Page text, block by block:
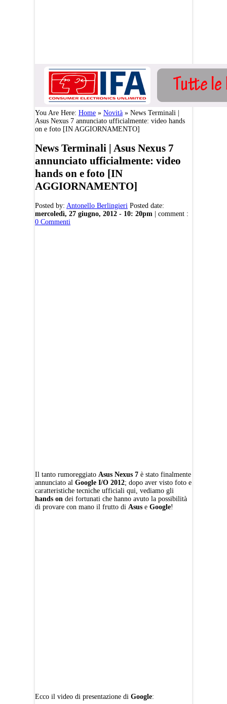
You Are Here: Home » Novità » News Terminali |
Asus Nexus 7 annunciato ufficialmente: video hands
on e foto [IN AGGIORNAMENTO]
News Terminali | Asus Nexus 7
annunciato ufficialmente: video
hands on e foto [IN
AGGIORNAMENTO]
Posted by: Antonello Berlingieri Posted date:
mercoledì, 27 giugno, 2012 - 10: 20pm
comment :
0 Commenti
Il tanto rumoreggiato Asus Nexus 7 è stato finalmente
annunciato al Google I/O 2012; dopo aver visto foto e
caratteristiche tecniche ufficiali qui, vediamo gli
hands on dei fortunati che hanno avuto la possibilità
di provare con mano il frutto di Asus e Google!
Ecco il video di presentazione di Google: